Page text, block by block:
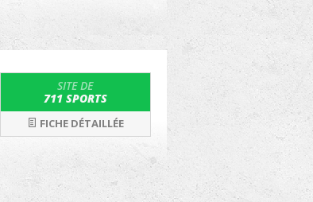
SITE DE
711 SPORTS
FICHE DÉTAILLÉE